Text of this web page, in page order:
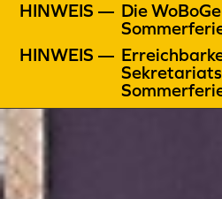
HINWEIS — Die
HINWEIS —